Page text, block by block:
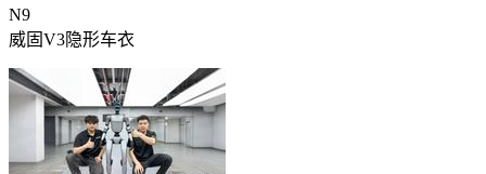
N9
威固V3隐形车衣